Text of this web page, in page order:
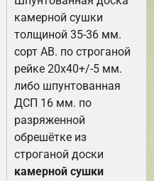
камерной сушки
толщиной 35-36 мм.
сорт АВ. по строганой
рейке 20х40+/-5 мм.
либо шпунтованная
ДСП 16 мм. по
разряженной
обрешётке из
строганой доски
камерной сушки